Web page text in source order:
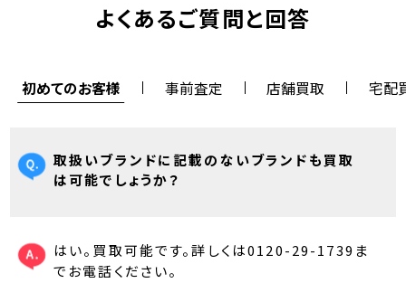
よくあるご質問と回答
初めてのお客様 事前査定 店舗買取 宅配
取扱いブランドに記載のないブランドも買取
は可能でしょうか？
はい。買取可能です。詳しくは0120-29-1739ま
でお電話ください。